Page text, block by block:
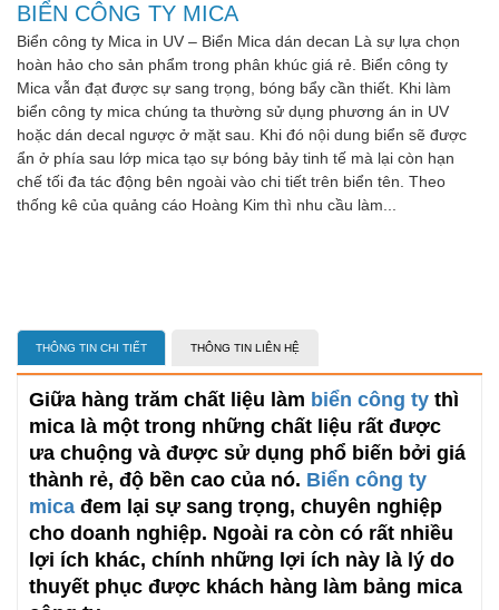
BIỂN CÔNG TY MICA
Biển công ty Mica in UV – Biển Mica dán decan Là sự lựa chọn
hoàn hảo cho sản phẩm trong phân khúc giá rẻ. Biển công ty
Mica vẫn đạt được sự sang trọng, bóng bẩy cần thiết. Khi làm
biển công ty mica chúng ta thường sử dụng phương án in UV
hoặc dán decal ngược ở mặt sau. Khi đó nội dung biển sẽ được
ẩn ở phía sau lớp mica tạo sự bóng bảy tinh tế mà lại còn hạn
chế tối đa tác động bên ngoài vào chi tiết trên biển tên. Theo
thống kê của quảng cáo Hoàng Kim thì nhu cầu làm...
THÔNG TIN CHI TIẾT THÔNG TIN LIÊN HỆ
Giữa hàng trăm chất liệu làm biển công ty thì
mica là một trong những chất liệu rất được
ưa chuộng và được sử dụng phổ biến bởi giá
thành rẻ, độ bền cao của nó. Biển công ty
mica đem lại sự sang trọng, chuyên nghiệp
cho doanh nghiệp. Ngoài ra còn có rất nhiều
lợi ích khác, chính những lợi ích này là lý do
thuyết phục được khách hàng làm bảng mica